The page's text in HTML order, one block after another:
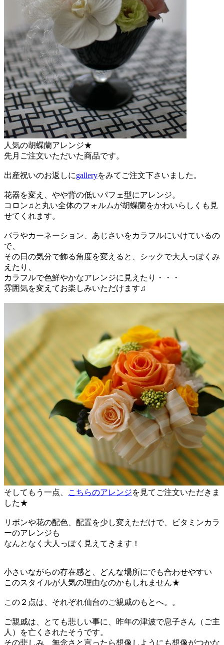
人気の胡蝶蘭アレンジ★
先月ご注文いただいた商品です。
出産祝いのお返しにgalleryをみてご注文下さいました。
花器を変え、やや背の低いパフェ型にアレンジ。
コロン♫と丸い全体のフォルムが胡蝶蘭をかわいらしくも見
せてくれます。
バラやカーネーション、あじさいをカラフルにいけているの
で、
その日の気分で飾る角度を変えると、シックで大人っぽくみ
えたり、
カラフルで色鮮やかなアレンジに見えたり・・・
雰囲気を変えてお楽しみいただけます♫
そしてもう一点、 こちらのアレンジを見てご注文いただきま
した★
リボンや花の配色、配置を少し変えただけで、ビタミンカラ
ーのアレンジも
なんとなく大人っぽく見えてきます！
小さいながらの存在感と、どんな場所にでも合わせやすい
このスタイルが人気の理由なのかもしれません★
この２点は、それぞれ仙台のご親戚のもとへ。。
ご親戚は、とても悲しい事に、昨年の津波で息子さん（ご主
人）を亡くされたそうです。
その悲しみ、無念さと言ったら想像しようにも想像がつかな